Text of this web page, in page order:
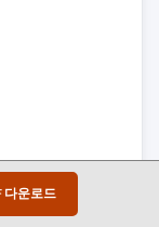
다운로드